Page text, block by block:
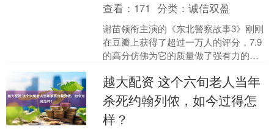
查看： 171 分类：诚信双盈
谢苗领衔主演的《东北警察故事3》刚刚
在豆瓣上获得了超过一万人的评分，7.9
的高分仿佛为它的质量做了强有力的背
八天，票房才仅仅突....
越大配资 这个六旬老人当年
杀死约翰列侬，如今过得怎
样？